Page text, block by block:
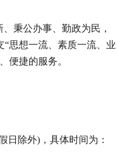
秉公办事、勤政为民，
思想一流、素质一流、业
便捷的服务。
日除外)，具体时间为：